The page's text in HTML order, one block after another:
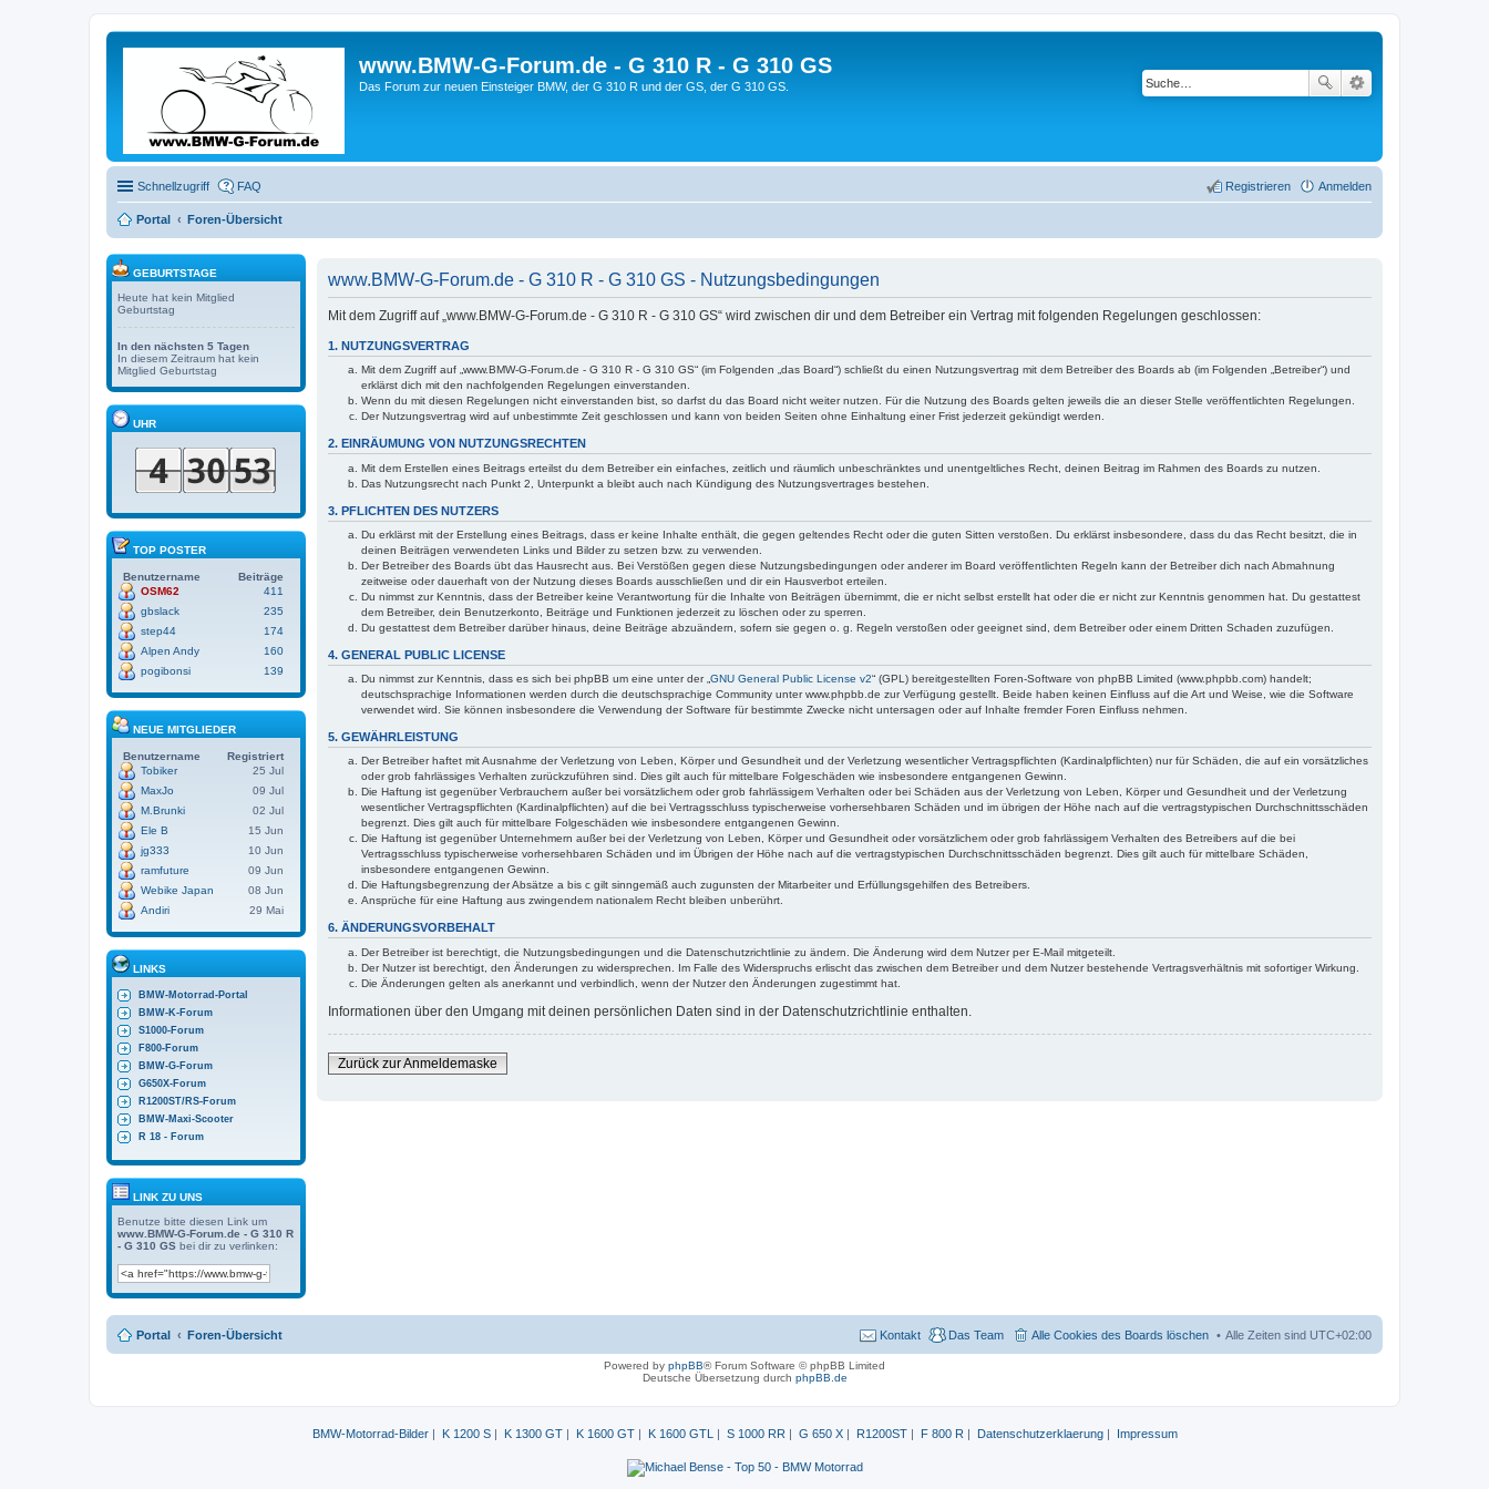
www.BMW-G-Forum.de - G 310 R - G 310 GS
Das Forum zur neuen Einsteiger BMW, der G 310 R und der GS, der G 310 GS.
Schnellzugriff FAQ Anmelden
Registrieren
Portal Foren-Übersicht
www.BMW-G-Forum.de - G 310 R - G 310 GS - Nutzungsbedingungen
Mit dem Zugriff auf „www.BMW-G-Forum.de - G 310 R - G 310 GS“ wird zwischen dir und dem Betreiber ein Vertrag mit folgenden Regelungen geschlossen:
1. NUTZUNGSVERTRAG
Mit dem Zugriff auf „www.BMW-G-Forum.de - G 310 R - G 310 GS“ (im Folgenden „das Board“) schließt du einen Nutzungsvertrag mit dem Betreiber des Boards ab (im Folgenden „Betreiber“) und
erklärst dich mit den nachfolgenden Regelungen einverstanden.
Wenn du mit diesen Regelungen nicht einverstanden bist, so darfst du das Board nicht weiter nutzen. Für die Nutzung des Boards gelten jeweils die an dieser Stelle veröffentlichten Regelungen.
Der Nutzungsvertrag wird auf unbestimmte Zeit geschlossen und kann von beiden Seiten ohne Einhaltung einer Frist jederzeit gekündigt werden.
2. EINRÄUMUNG VON NUTZUNGSRECHTEN
Mit dem Erstellen eines Beitrags erteilst du dem Betreiber ein einfaches, zeitlich und räumlich unbeschränktes und unentgeltliches Recht, deinen Beitrag im Rahmen des Boards zu nutzen.
Das Nutzungsrecht nach Punkt 2, Unterpunkt a bleibt auch nach Kündigung des Nutzungsvertrages bestehen.
3. PFLICHTEN DES NUTZERS
Du erklärst mit der Erstellung eines Beitrags, dass er keine Inhalte enthält, die gegen geltendes Recht oder die guten Sitten verstoßen. Du erklärst insbesondere, dass du das Recht besitzt, die in
deinen Beiträgen verwendeten Links und Bilder zu setzen bzw. zu verwenden.
Der Betreiber des Boards übt das Hausrecht aus. Bei Verstößen gegen diese Nutzungsbedingungen oder anderer im Board veröffentlichten Regeln kann der Betreiber dich nach Abmahnung
zeitweise oder dauerhaft von der Nutzung dieses Boards ausschließen und dir ein Hausverbot erteilen.
Du nimmst zur Kenntnis, dass der Betreiber keine Verantwortung für die Inhalte von Beiträgen übernimmt, die er nicht selbst erstellt hat oder die er nicht zur Kenntnis genommen hat. Du gestattest
dem Betreiber, dein Benutzerkonto, Beiträge und Funktionen jederzeit zu löschen oder zu sperren.
Du gestattest dem Betreiber darüber hinaus, deine Beiträge abzuändern, sofern sie gegen o. g. Regeln verstoßen oder geeignet sind, dem Betreiber oder einem Dritten Schaden zuzufügen.
4. GENERAL PUBLIC LICENSE
Du nimmst zur Kenntnis, dass es sich bei phpBB um eine unter der „ GNU General Public License v2“ (GPL) bereitgestellten Foren-Software von phpBB Limited (www.phpbb.com) handelt;
deutschsprachige Informationen werden durch die deutschsprachige Community unter www.phpbb.de zur Verfügung gestellt. Beide haben keinen Einfluss auf die Art und Weise, wie die Software
verwendet wird. Sie können insbesondere die Verwendung der Software für bestimmte Zwecke nicht untersagen oder auf Inhalte fremder Foren Einfluss nehmen.
5. GEWÄHRLEISTUNG
Der Betreiber haftet mit Ausnahme der Verletzung von Leben, Körper und Gesundheit und der Verletzung wesentlicher Vertragspflichten (Kardinalpflichten) nur für Schäden, die auf ein vorsätzliches
oder grob fahrlässiges Verhalten zurückzuführen sind. Dies gilt auch für mittelbare Folgeschäden wie insbesondere entgangenen Gewinn.
Die Haftung ist gegenüber Verbrauchern außer bei vorsätzlichem oder grob fahrlässigem Verhalten oder bei Schäden aus der Verletzung von Leben, Körper und Gesundheit und der Verletzung
wesentlicher Vertragspflichten (Kardinalpflichten) auf die bei Vertragsschluss typischerweise vorhersehbaren Schäden und im übrigen der Höhe nach auf die vertragstypischen Durchschnittsschäden
begrenzt. Dies gilt auch für mittelbare Folgeschäden wie insbesondere entgangenen Gewinn.
Die Haftung ist gegenüber Unternehmern außer bei der Verletzung von Leben, Körper und Gesundheit oder vorsätzlichem oder grob fahrlässigem Verhalten des Betreibers auf die bei
Vertragsschluss typischerweise vorhersehbaren Schäden und im Übrigen der Höhe nach auf die vertragstypischen Durchschnittsschäden begrenzt. Dies gilt auch für mittelbare Schäden,
insbesondere entgangenen Gewinn.
Die Haftungsbegrenzung der Absätze a bis c gilt sinngemäß auch zugunsten der Mitarbeiter und Erfüllungsgehilfen des Betreibers.
Ansprüche für eine Haftung aus zwingendem nationalem Recht bleiben unberührt.
6. ÄNDERUNGSVORBEHALT
Der Betreiber ist berechtigt, die Nutzungsbedingungen und die Datenschutzrichtlinie zu ändern. Die Änderung wird dem Nutzer per E-Mail mitgeteilt.
Der Nutzer ist berechtigt, den Änderungen zu widersprechen. Im Falle des Widerspruchs erlischt das zwischen dem Betreiber und dem Nutzer bestehende Vertragsverhältnis mit sofortiger Wirkung.
Die Änderungen gelten als anerkannt und verbindlich, wenn der Nutzer den Änderungen zugestimmt hat.
Informationen über den Umgang mit deinen persönlichen Daten sind in der Datenschutzrichtlinie enthalten.
Zurück zur Anmeldemaske
GEBURTSTAGE
Heute hat kein Mitglied
Geburtstag
In den nächsten 5 Tagen
In diesem Zeitraum hat kein
Mitglied Geburtstag
UHR
TOP POSTER
Benutzername
Beiträge
OSM62
411
gbslack
235
step44
174
Alpen Andy
160
pogibonsi
139
NEUE MITGLIEDER
Benutzername
Registriert
Tobiker
25 Jul
MaxJo
09 Jul
M.Brunki
02 Jul
Ele B
15 Jun
jg333
10 Jun
ramfuture
09 Jun
Webike Japan
08 Jun
Andiri
29 Mai
LINKS
BMW-Motorrad-Portal
BMW-K-Forum
S1000-Forum
F800-Forum
BMW-G-Forum
G650X-Forum
R1200ST/RS-Forum
BMW-Maxi-Scooter
R 18 - Forum
LINK ZU UNS
Benutze bitte diesen Link um
www.BMW-G-Forum.de - G 310 R
- G 310 GS bei dir zu verlinken:
Portal Foren-Übersicht Alle Zeiten sind UTC+02:00
Alle Cookies des Boards löschen
Das Team
Kontakt
Powered by phpBB® Forum Software © phpBB Limited
Deutsche Übersetzung durch phpBB.de
BMW-Motorrad-Bilder| K 1200 S| K 1300 GT| K 1600 GT| K 1600 GTL | S 1000 RR | G 650 X| R1200ST| F 800 R | Datenschutzerklaerung| Impressum